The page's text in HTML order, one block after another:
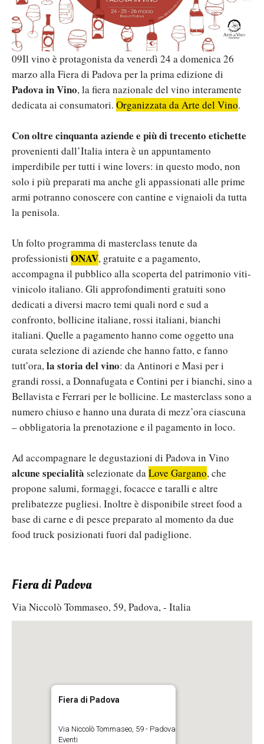
09Il vino è protagonista da venerdì 24 a domenica 26
marzo alla Fiera di Padova per la prima edizione di
Padova in Vino, la fiera nazionale del vino interamente
dedicata ai consumatori. Organizzata da Arte del Vino.
Con oltre cinquanta aziende e più di trecento etichette
provenienti dall’Italia intera è un appuntamento
imperdibile per tutti i wine lovers: in questo modo, non
solo i più preparati ma anche gli appassionati alle prime
armi potranno conoscere con cantine e vignaioli da tutta
la penisola.
Un folto programma di masterclass tenute da
professionisti ONAV, gratuite e a pagamento,
accompagna il pubblico alla scoperta del patrimonio viti-
vinicolo italiano. Gli approfondimenti gratuiti sono
dedicati a diversi macro temi quali nord e sud a
confronto, bollicine italiane, rossi italiani, bianchi
italiani. Quelle a pagamento hanno come oggetto una
curata selezione di aziende che hanno fatto, e fanno
tutt’ora,la storia del vino: da Antinori e Masi per i
grandi rossi, a Donnafugata e Contini per i bianchi, sino a
Bellavista e Ferrari per le bollicine. Le masterclass sono a
numero chiuso e hanno una durata di mezz’ora ciascuna
– obbligatoria la prenotazione e il pagamento in loco.
Ad accompagnare le degustazioni di Padova in Vino
alcune specialità selezionate daLove Gargano, che
propone salumi, formaggi, focacce e taralli e altre
prelibatezze pugliesi. Inoltre è disponibile street food a
base di carne e di pesce preparato al momento da due
food truck posizionati fuori dal padiglione.
Fiera di Padova
Via Niccolò Tommaseo, 59, Padova, - Italia
Fiera di Padova
Via Niccolò Tommaseo, 59 - Padova
Eventi